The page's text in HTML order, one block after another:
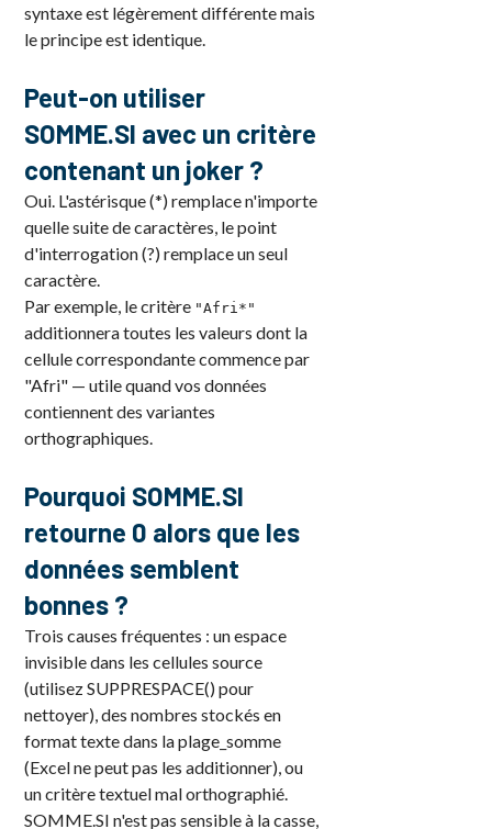
syntaxe est légèrement différente mais
le principe est identique.
Peut-on utiliser
SOMME.SI avec un critère
contenant un joker ?
Oui. L'astérisque (*) remplace n'importe
quelle suite de caractères, le point
d'interrogation (?) remplace un seul
caractère.
Par exemple, le critère "Afri*"
additionnera toutes les valeurs dont la
cellule correspondante commence par
"Afri" — utile quand vos données
contiennent des variantes
orthographiques.
Pourquoi SOMME.SI
retourne 0 alors que les
données semblent
bonnes ?
Trois causes fréquentes : un espace
invisible dans les cellules source
(utilisez SUPPRESPACE() pour
nettoyer), des nombres stockés en
format texte dans la plage_somme
(Excel ne peut pas les additionner), ou
un critère textuel mal orthographié.
SOMME.SI n'est pas sensible à la casse,